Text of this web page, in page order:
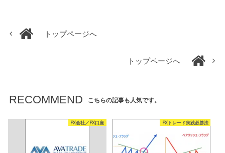
トップページへ
トップページへ
RECOMMEND こちらの記事も人気です。
FX会社／FX口座 FXトレード実践必勝法